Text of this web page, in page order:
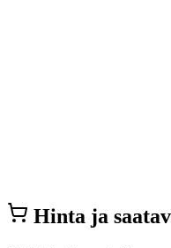
Hinta ja